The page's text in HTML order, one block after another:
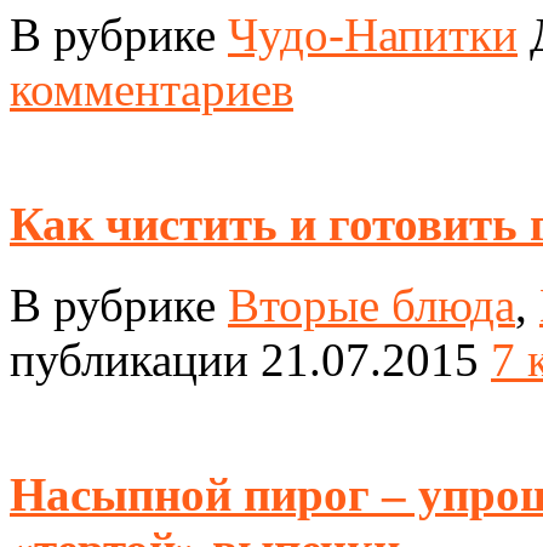
В рубрике Чудо-Напитки
комментариев
Как чистить и готовить
В рубрике Вторые блюда,
публикации 21.07.2015 7
Насыпной пирог –